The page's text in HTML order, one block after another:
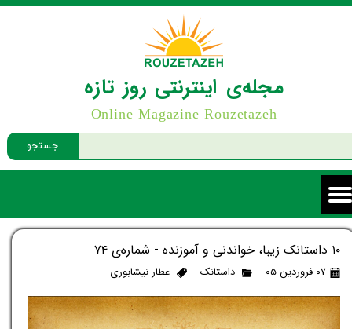
جستجو
مجله‌ی اینترنتی روز تازه
Online Magazine Rouzetazeh
۱۰ داستانک زیبا، خواندنی و آموزنده - شماره‌ی ۷۴
۰۷ فروردین ۰۵ داستانک عطار نیشابوری